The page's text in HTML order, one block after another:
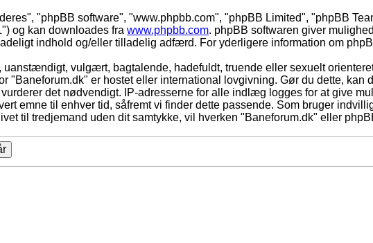
"phpBB software", "www.phpbb.com", "phpBB Limited", "phpBB
og kan downloades fra www.phpbb.com. phpBB softwaren giver
indhold og/eller tilladelig adfærd. For yderligere information om
vulgært, bagtalende, hadefuldt, truende eller sexuelt
"Baneforum.dk" er hostet eller international lovgivning. Gør du dette, kan
det nødvendigt. IP-adresserne for alle indlæg logges for at give
emne til enhver tid, såfremt vi finder dette passende. Som bruger
til tredjemand uden dit samtykke, vil hverken "Baneforum.dk" eller